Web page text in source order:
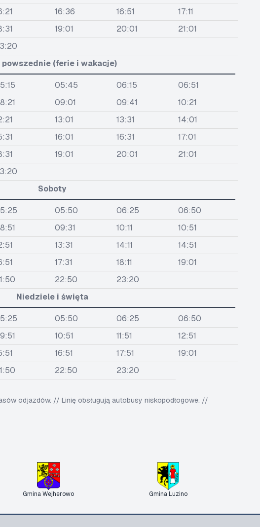
16:36 16:51
17:11
19:01 20:01
21:01
powszednie (ferie i wakacje)
05:45 06:15
06:51
09:01 09:41
10:21
13:01 13:31
14:01
16:01 16:31
17:01
19:01 20:01
21:01
Soboty
05:50 06:25
06:50
09:31 10:11
10:51
13:31 14:11
14:51
17:31 18:11
19:01
22:50
23:20
Niedziele i święta
05:50 06:25
06:50
10:51 11:51
12:51
16:51 17:51
19:01
22:50 23:20
odjazdów. // Linię obsługują autobusy niskopodłogowe. //
Gmina Wejherowo Gmina Luzino